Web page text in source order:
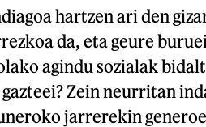
hartzen ari den
da, eta geure
agindu sozialak
Zein neurritan
jarrerekin